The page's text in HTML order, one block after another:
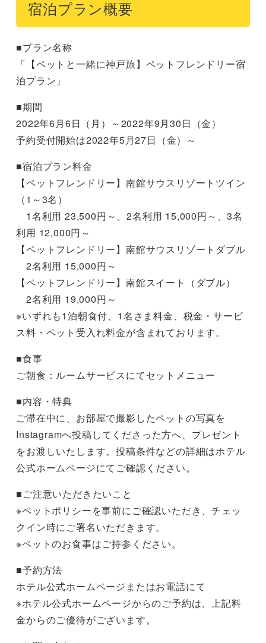
宿泊プラン概要
■プラン名称
「【ペットと一緒に神戸旅】ペットフレンドリー宿
泊プラン」
■期間
2022年6月6日（月）～2022年9月30日（金）
予約受付開始は2022年5月27日（金）～
■宿泊プラン料金
【ペットフレンドリー】南館サウスリゾートツイン
（1～3名）
1名利用 23,500円～、2名利用 15,000円～、3名
利用 12,000円～
【ペットフレンドリー】南館サウスリゾートダブル
2名利用 15,000円～
【ペットフレンドリー】南館スイート（ダブル）
2名利用 19,000円～
※いずれも1泊朝食付、1名さま料金、税金・サービ
ス料・ペット受入れ料金が含まれております。
■食事
ご朝食：ルームサービスにてセットメニュー
■内容・特典
ご滞在中に、お部屋で撮影したペットの写真を
Instagramへ投稿してくださった方へ、プレゼント
をお渡しいたします。投稿条件などの詳細はホテル
公式ホームページにてご確認ください。
■ご注意いただきたいこと
※ペットポリシーを事前にご確認いただき、チェッ
クイン時にご署名いただきます。
※ペットのお食事はご持参ください。
■予約方法
ホテル公式ホームページまたはお電話にて
※ホテル公式ホームページからのご予約は、上記料
金からのご優待がございます。